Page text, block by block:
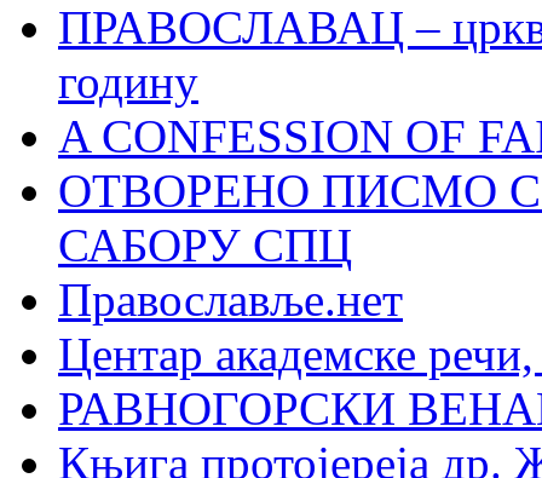
ПРАВОСЛАВАЦ –
годину
A CONFESSION OF
ОТВОРЕНО ПИСМО
САБОРУ СПЦ
Православље.нет
Центар академске
РАВНОГОРСКИ
Књига протојереја др.